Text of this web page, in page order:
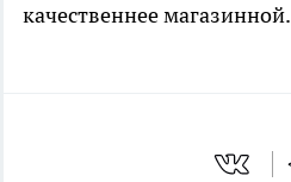
качественнее магазинной.